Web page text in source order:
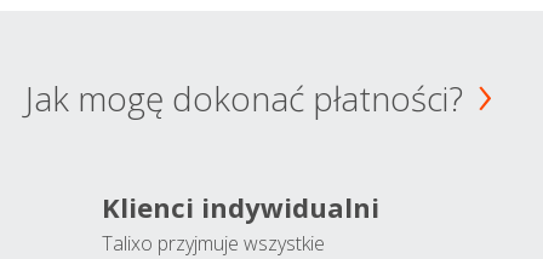
Jak mogę dokonać płatności?
Klienci indywidualni
Talixo przyjmuje wszystkie